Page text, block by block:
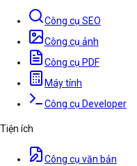
Công cụ SEO
Công cụ ảnh
Công cụ PDF
Máy tính
Công cụ Developer
Tiện ích
Công cụ văn bản